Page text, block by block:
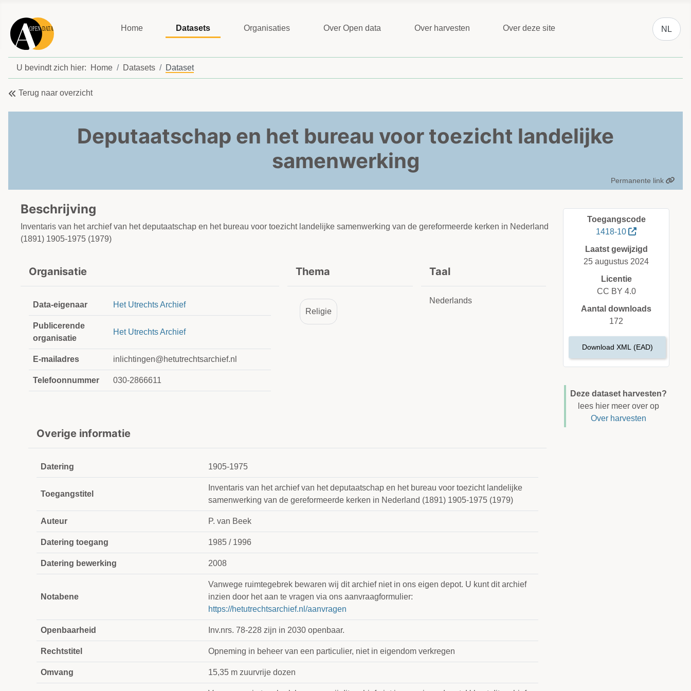
Home Datasets Organisaties Over Open data Over harvesten Over deze site
Selecteer
NL
U bevindt zich hier: Home Datasets Dataset
Terug naar overzicht
Deputaatschap en het bureau voor toezicht landelijke
samenwerking
Permanente link
Beschrijving
Inventaris van het archief van het deputaatschap en het bureau voor toezicht landelijke samenwerking van de gereformeerde kerken in Nederland
(1891) 1905-1975 (1979)
Organisatie
Data-eigenaar Het Utrechts Archief
Publicerende
organisatie
Het Utrechts Archief
E-mailadres inlichtingen@hetutrechtsarchief.nl
Telefoonnummer 030-2866611
Thema
Religie
Taal
Nederlands
Overige informatie
Datering 1905-1975
Toegangstitel
Inventaris van het archief van het deputaatschap en het bureau voor toezicht landelijke
samenwerking van de gereformeerde kerken in Nederland (1891) 1905-1975 (1979)
Auteur P. van Beek
Datering toegang 1985 / 1996
Datering bewerking 2008
Notabene
Vanwege ruimtegebrek bewaren wij dit archief niet in ons eigen depot. U kunt dit archief
inzien door het aan te vragen via ons aanvraagformulier:
https://hetutrechtsarchief.nl/aanvragen
Openbaarheid Inv.nrs. 78-228 zijn in 2030 openbaar.
Rechtstitel Opneming in beheer van een particulier, niet in eigendom verkregen
Omvang 15,35 m zuurvrije dozen
Toegangscode
1418-10
Laatst gewijzigd
25 augustus 2024
Licentie
CC BY 4.0
Aantal downloads
172
Download XML (EAD)
Deze dataset harvesten?
lees hier meer over op
Over harvesten